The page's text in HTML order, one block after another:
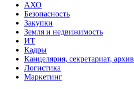
АХО
Безопасность
Закупки
Земля и недвижимость
ИТ
Кадры
Канцелярия, секретариат, архив
Логистика
Маркетинг